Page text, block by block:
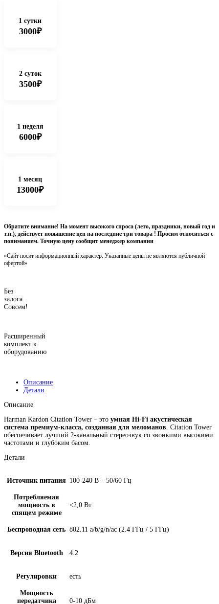
1 сутки
3000₽
2 суток
3500₽
1 неделя
6000₽
1 месяц
13000₽
Обратите внимание! На момент высокого спроса (лето, праздники, новый год и
т.п.), действует повышение цен на последние три товара ! Просим относиться с
пониманием. Точную цену сообщит менеджер компании
«Сайт носит информационный характер. Указанные цены не являются публичной
офертой»
Без
залога.
Совсем!
Расширенный
комплект к
оборудованию
Описание
Детали
Описание
Harman Kardon Citation Tower – это умная Hi-Fi акустическая
система премиум-класса, созданная для меломанов. Citation Tower
обеспечивает лучший 2-канальный стереозвук со звонкими высокими
частотами и глубоким басом.
Детали
Источник питания 100-240 В – 50/60 Гц
Потребляемая
мощность в
спящем режиме
<2,0 Вт
Беспроводная сеть 802.11 a/b/g/n/ac (2.4 ГГц / 5 ГГц)
Версия Bluetooth 4.2
Регулировки есть
Мощность
передатчика
0-10 дБм